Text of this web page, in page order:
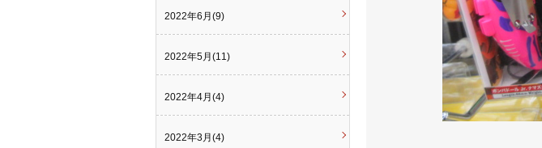
2022年6月(9)
2022年5月(11)
2022年4月(4)
2022年3月(4)